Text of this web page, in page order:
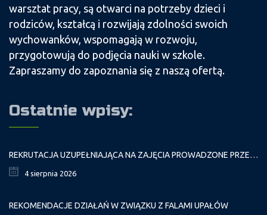
warsztat pracy, są otwarci na potrzeby dzieci i
rodziców, kształcą i rozwijają zdolności swoich
wychowanków, wspomagają w rozwoju,
przygotowują do podjęcia nauki w szkole.
Zapraszamy do zapoznania się z naszą ofertą.
Ostatnie wpisy:
REKRUTACJA UZUPEŁNIAJĄCA NA ZAJĘCIA PROWADZONE PRZEZ PAŁAC MŁODZIEŻY W ROKU SZKOLNYM 2026/2027
4 sierpnia 2026
REKOMENDACJE DZIAŁAŃ W ZWIĄZKU Z FALAMI UPAŁÓW